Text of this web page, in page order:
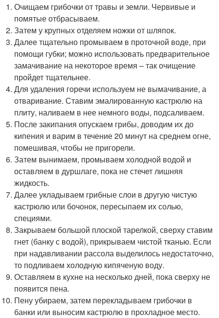
Очищаем грибочки от травы и земли. Червивые и
помятые отбрасываем.
Затем у крупных отделяем ножки от шляпок.
Далее тщательно промываем в проточной воде, при
помощи губки; можно использовать предварительное
замачивание на некоторое время – так очищение
пройдет тщательнее.
Для удаления горечи используем не вымачивание, а
отваривание. Ставим эмалированную кастрюлю на
плиту, наливаем в нее немного воды, подсаливаем.
После закипания опускаем грибы, доводим их до
кипения и варим в течение 20 минут на среднем огне,
помешивая, чтобы не пригорели.
Затем вынимаем, промываем холодной водой и
оставляем в дуршлаге, пока не стечет лишняя
жидкость.
Далее укладываем грибные слои в другую чистую
кастрюлю или бочонок, пересыпаем их солью,
специями.
Закрываем большой плоской тарелкой, сверху ставим
гнет (банку с водой), прикрываем чистой тканью. Если
при надавливании рассола выделилось недостаточно,
то подливаем холодную кипяченую воду.
Оставляем в кухне на несколько дней, пока сверху не
появится пена.
Пену убираем, затем перекладываем грибочки в
банки или выносим кастрюлю в прохладное место.